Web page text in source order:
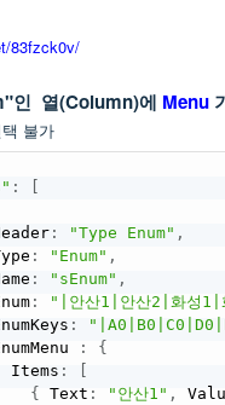
83fzck0v/
인 열(Column)에 Menu
불가
:
: "Type Enum" ,
: "Enum" ,
: "sEnum" ,
:
"|안산1|안산2|화성1|
:
:
{
Items
:
{
Text : "안산1" ,